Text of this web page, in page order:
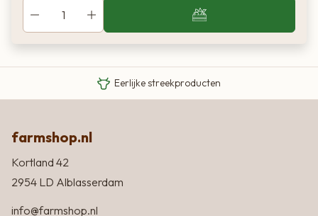
Eigen Limousin runderen
Eerlijke streekproducten
farmshop.nl
Kortland 42
2954 LD Alblasserdam
info@farmshop.nl